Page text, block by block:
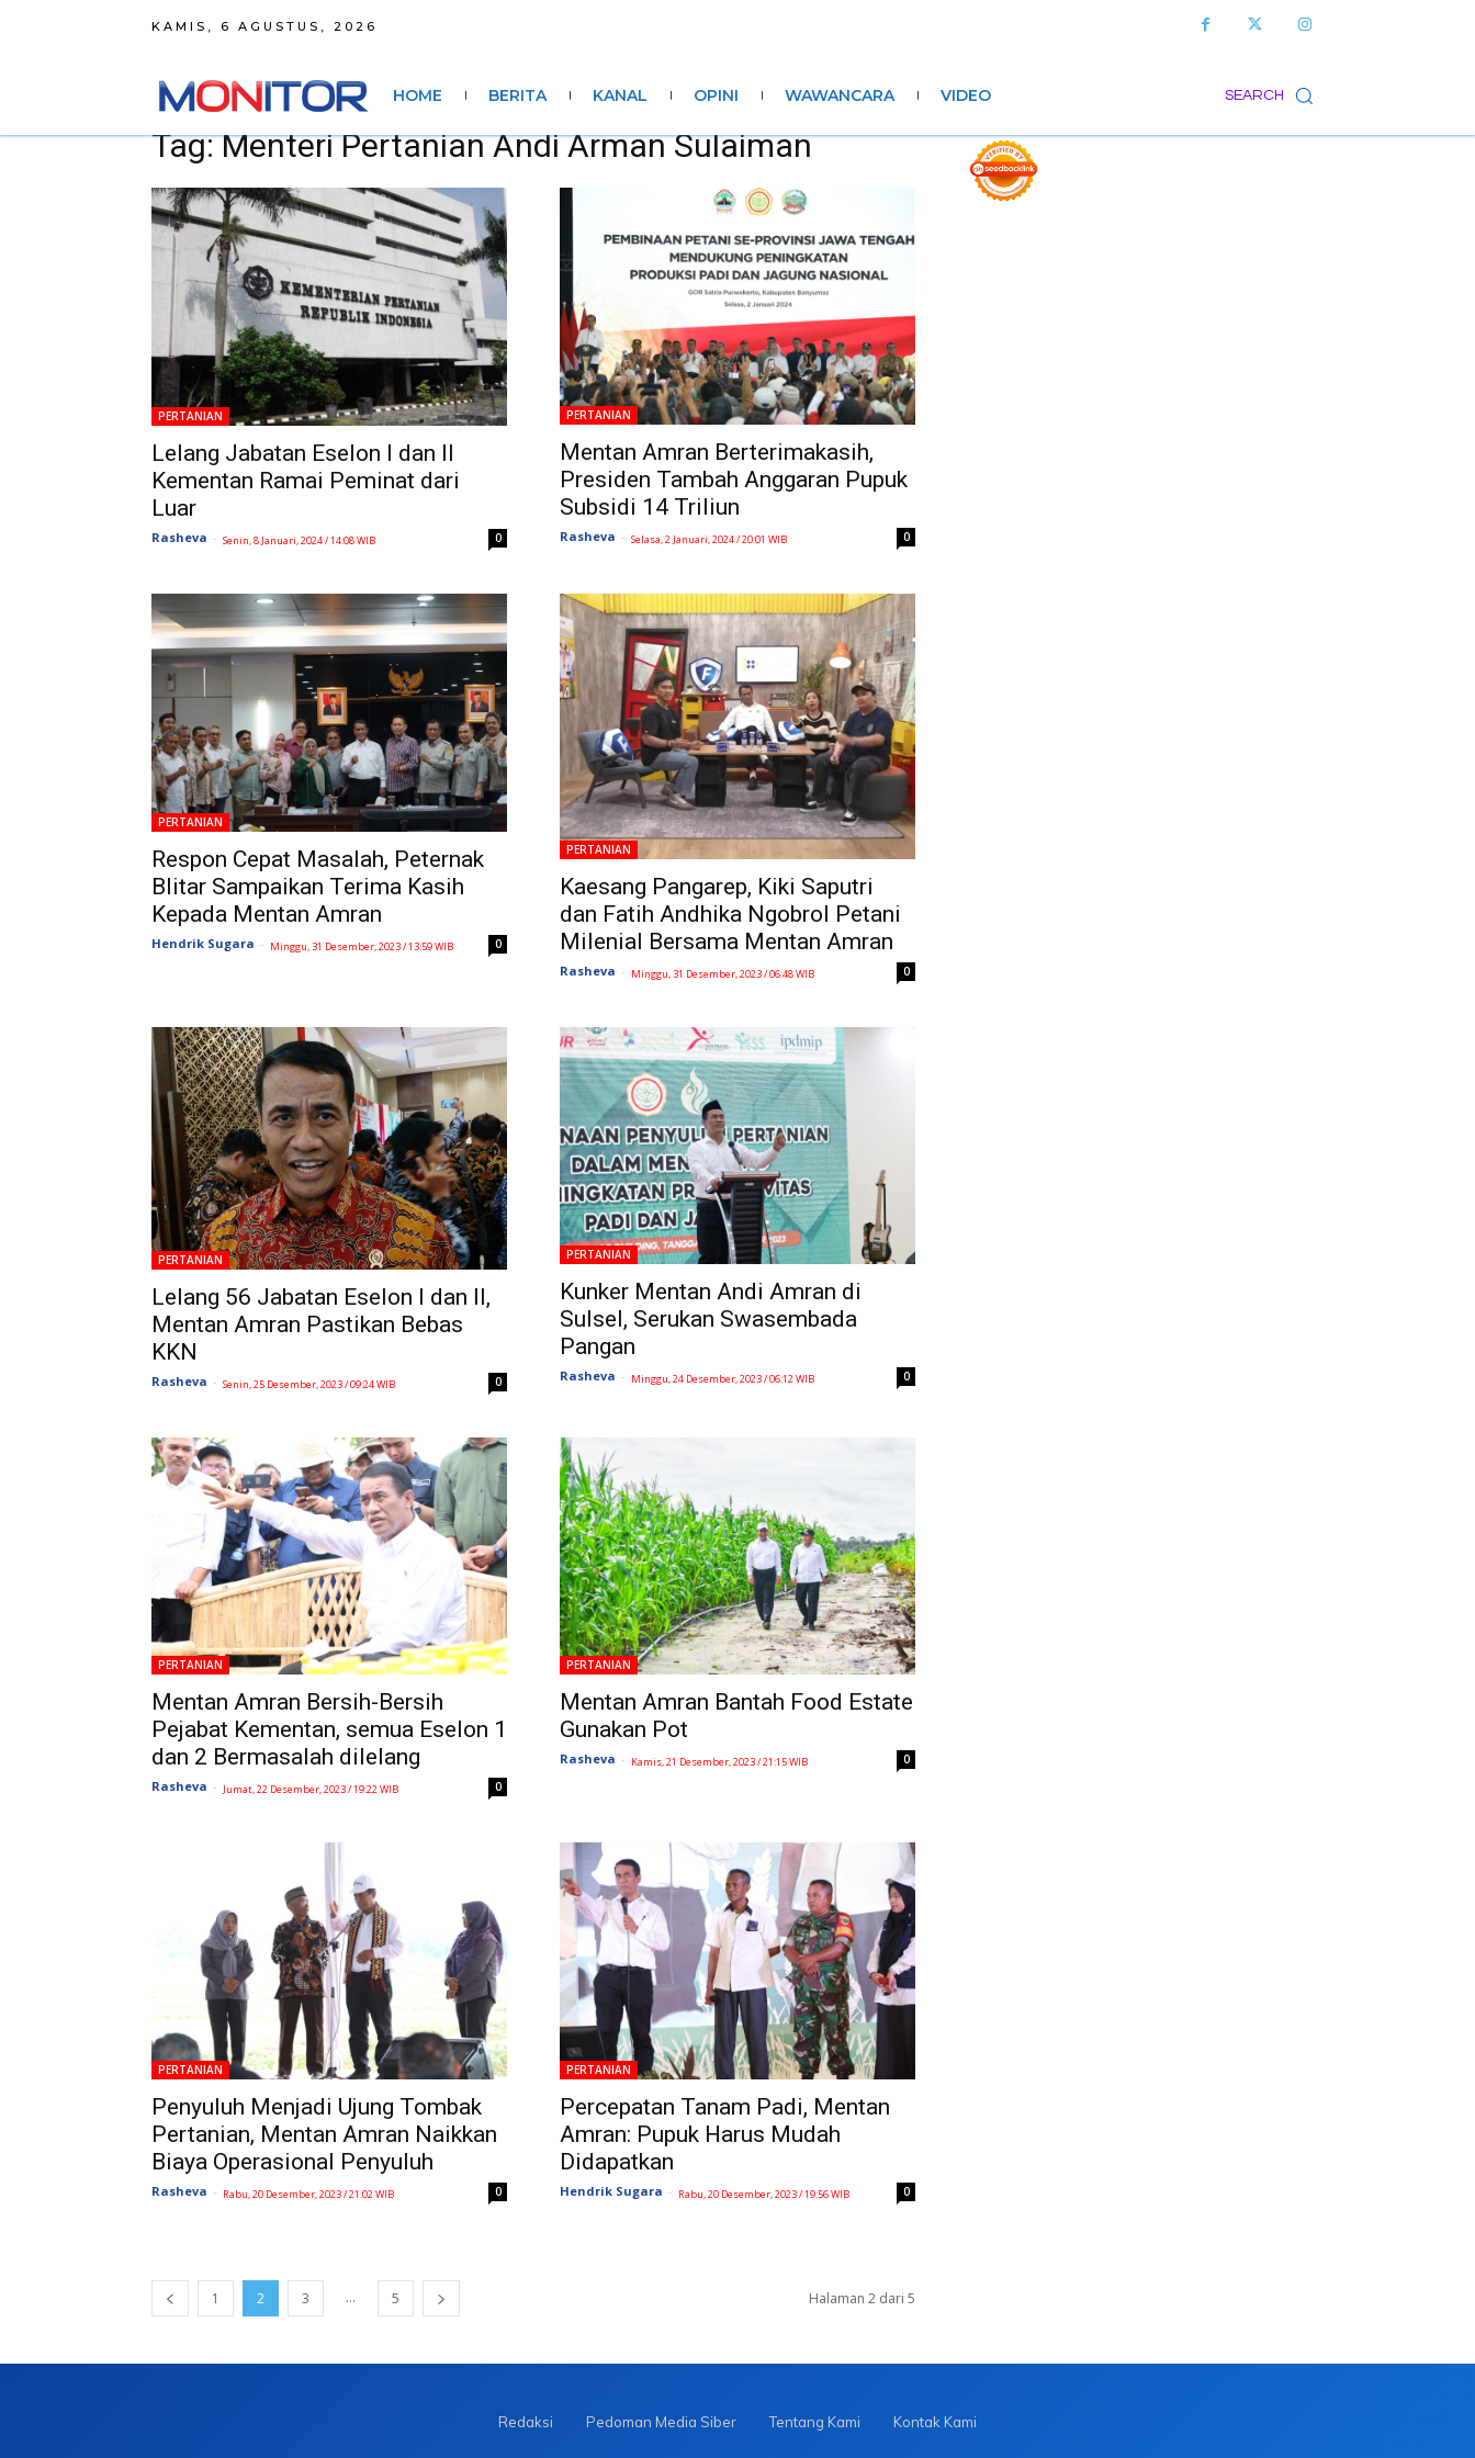
KAMIS, 6 AGUSTUS, 2026
SEARCH
HOME BERITA KANAL OPINI WAWANCARA VIDEO
Tag: Menteri Pertanian Andi Arman Sulaiman
PERTANIAN
Lelang Jabatan Eselon I dan II
Kementan Ramai Peminat dari
Luar
Rasheva - Senin, 8 Januari, 2024 / 14:08 WIB 0
PERTANIAN
Mentan Amran Berterimakasih,
Presiden Tambah Anggaran Pupuk
Subsidi 14 Triliun
Rasheva - Selasa, 2 Januari, 2024 / 20:01 WIB 0
PERTANIAN
Respon Cepat Masalah, Peternak
Blitar Sampaikan Terima Kasih
Kepada Mentan Amran
Hendrik Sugara - Minggu, 31 Desember, 2023 / 13:59 WIB 0
PERTANIAN
Kaesang Pangarep, Kiki Saputri
dan Fatih Andhika Ngobrol Petani
Milenial Bersama Mentan Amran
Rasheva - Minggu, 31 Desember, 2023 / 06:48 WIB 0
PERTANIAN
Lelang 56 Jabatan Eselon I dan II,
Mentan Amran Pastikan Bebas
KKN
Rasheva - Senin, 25 Desember, 2023 / 09:24 WIB 0
PERTANIAN
Kunker Mentan Andi Amran di
Sulsel, Serukan Swasembada
Pangan
Rasheva - Minggu, 24 Desember, 2023 / 06:12 WIB 0
PERTANIAN
Mentan Amran Bersih-Bersih
Pejabat Kementan, semua Eselon 1
dan 2 Bermasalah dilelang
Rasheva - Jumat, 22 Desember, 2023 / 19:22 WIB 0
PERTANIAN
Mentan Amran Bantah Food Estate
Gunakan Pot
Rasheva - Kamis, 21 Desember, 2023 / 21:15 WIB 0
PERTANIAN
Penyuluh Menjadi Ujung Tombak
Pertanian, Mentan Amran Naikkan
Biaya Operasional Penyuluh
Rasheva - Rabu, 20 Desember, 2023 / 21:02 WIB 0
PERTANIAN
Percepatan Tanam Padi, Mentan
Amran: Pupuk Harus Mudah
Didapatkan
Hendrik Sugara - Rabu, 20 Desember, 2023 / 19:56 WIB 0
1 2 3 ... 5 Halaman 2 dari 5
Redaksi Pedoman Media Siber Tentang Kami Kontak Kami